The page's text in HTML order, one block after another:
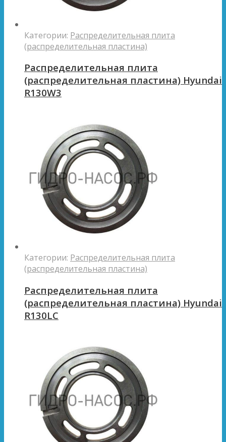
Категории: Распределительная плита
(распределительная пластина)
Распределительная плита
(распределительная пластина) Hyundai
R130W3
Категории: Распределительная плита
(распределительная пластина)
Распределительная плита
(распределительная пластина) Hyundai
R130LC